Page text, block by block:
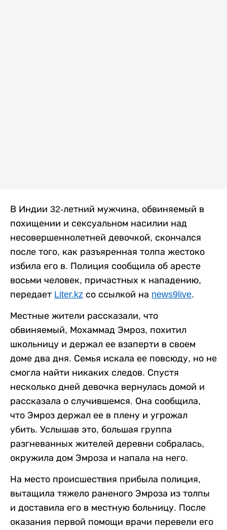
В Индии 32-летний мужчина, обвиняемый в
похищении и сексуальном насилии над
несовершеннолетней девочкой, скончался
после того, как разъяренная толпа жестоко
избила его в. Полиция сообщила об аресте
восьми человек, причастных к нападению,
передает Liter.kz со ссылкой на news9live.
Местные жители рассказали, что
обвиняемый, Мохаммад Эмроз, похитил
школьницу и держал ее взаперти в своем
доме два дня. Семья искала ее повсюду, но не
смогла найти никаких следов. Спустя
несколько дней девочка вернулась домой и
рассказала о случившемся. Она сообщила,
что Эмроз держал ее в плену и угрожал
убить. Услышав это, большая группа
разгневанных жителей деревни собралась,
окружила дом Эмроза и напала на него.
На место происшествия прибыла полиция,
вытащила тяжело раненого Эмроза из толпы
и доставила его в местную больницу. После
оказания первой помощи врачи перевели его